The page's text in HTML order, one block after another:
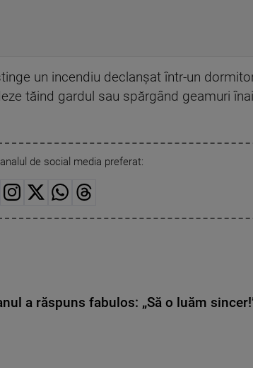
un incendiu declanşat într-un
tăind gardul sau spărgând geamuri
de social media preferat:
a răspuns fabulos: „Să o luăm